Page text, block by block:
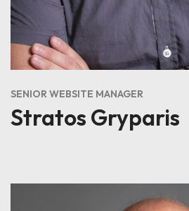
SENIOR WEBSITE MANAGER
Stratos Gryparis